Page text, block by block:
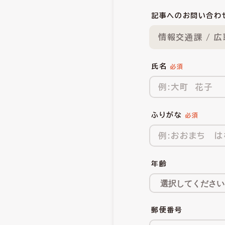
記事へのお問い合わ
情報交通課 / 広
氏名
ふりがな
年齢
郵便番号